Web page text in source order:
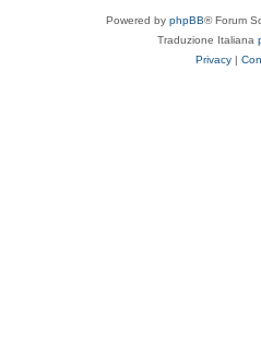
Powered by phpBB® Forum
Traduzione Italiana
Privacy |